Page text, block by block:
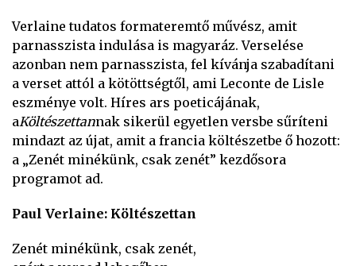
Verlaine tudatos formateremtő művész, amit
parnasszista indulása is magyaráz. Verselése
azonban nem parnasszista, fel kívánja szabadítani
a verset attól a kötöttségtől, ami Leconte de Lisle
eszménye volt. Híres ars poeticájának,
aKöltészettannak sikerül egyetlen versbe sűríteni
mindazt az újat, amit a francia költészetbe ő hozott:
a „Zenét minékünk, csak zenét” kezdősora
programot ad.
Paul Verlaine: Költészettan
Zenét minékünk, csak zenét,